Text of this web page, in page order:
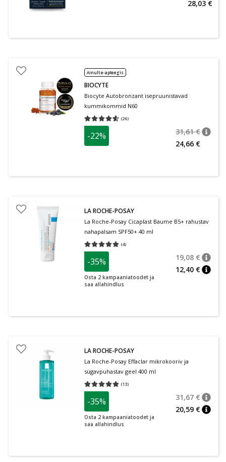
28,03 €
Ainult e-apteegis
BIOCYTE
Biocyte Autobronzant isepruunistavad
kummikommid N60
(26)
Keskmine hinnang 4.58
-22% 31,61 €
24,66 €
LA ROCHE-POSAY
La Roche-Posay Cicaplast Baume B5+ rahustav
nahapalsam SPF50+ 40 ml
(4)
Keskmine hinnang 5.00
-35%
Osta 2 kampaaniatoodet ja
saa allahindlus
19,08 €
12,40 €
LA ROCHE-POSAY
La Roche-Posay Effaclar mikrokooriv ja
sügavpuhastav geel 400 ml
(13)
Keskmine hinnang 5.00
-35%
Osta 2 kampaaniatoodet ja
saa allahindlus
31,67 €
20,59 €